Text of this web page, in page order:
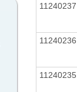
11240237
11240236
11240235